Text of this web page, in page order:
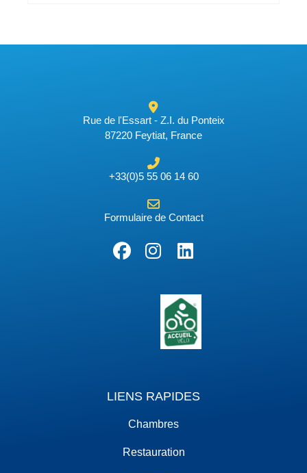
Rue de l'Essart - Z.I. du Ponteix
87220 Feytiat, France
+33(0)5 55 06 14 60
Formulaire de Contact
LIENS RAPIDES
Chambres
Restauration